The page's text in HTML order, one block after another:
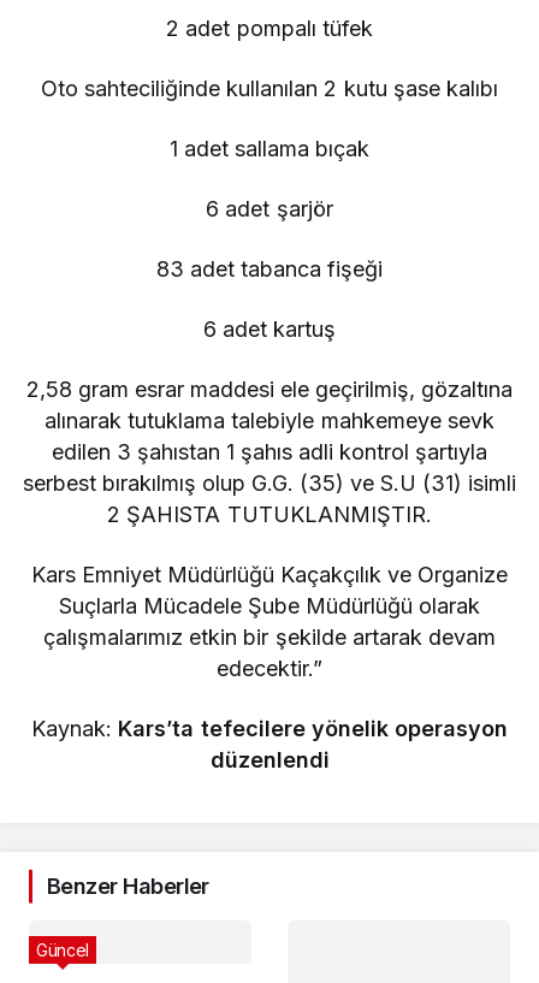
2 adet pompalı tüfek
Oto sahteciliğinde kullanılan 2 kutu şase kalıbı
1 adet sallama bıçak
6 adet şarjör
83 adet tabanca fişeği
6 adet kartuş
2,58 gram esrar maddesi ele geçirilmiş, gözaltına
alınarak tutuklama talebiyle mahkemeye sevk
edilen 3 şahıstan 1 şahıs adli kontrol şartıyla
serbest bırakılmış olup G.G. (35) ve S.U (31) isimli
2 ŞAHISTA TUTUKLANMIŞTIR.
Kars Emniyet Müdürlüğü Kaçakçılık ve Organize
Suçlarla Mücadele Şube Müdürlüğü olarak
çalışmalarımız etkin bir şekilde artarak devam
edecektir.”
Kaynak: Kars’ta tefecilere yönelik operasyon
düzenlendi
Benzer Haberler
Güncel